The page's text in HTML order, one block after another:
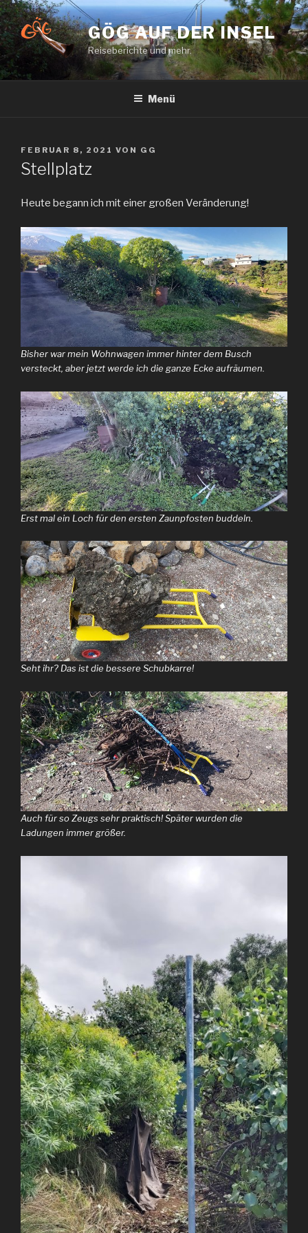
Zum
Inhalt
springen
GÖG AUF DER INSEL
Reiseberichte und mehr.
Menü
VERÖFFENTLICHT
AM
FEBRUAR 8, 2021 VON GG
Stellplatz
Heute begann ich mit einer großen Veränderung!
Bisher war mein Wohnwagen immer hinter dem Busch
versteckt, aber jetzt werde ich die ganze Ecke aufräumen.
Erst mal ein Loch für den ersten Zaunpfosten buddeln.
Seht ihr? Das ist die bessere Schubkarre!
Auch für so Zeugs sehr praktisch! Später wurden die
Ladungen immer größer.